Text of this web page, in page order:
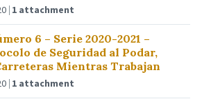
1 attachment
6 – Serie 2020-2021 –
de Seguridad al Podar,
Mientras Trabajan
1 attachment